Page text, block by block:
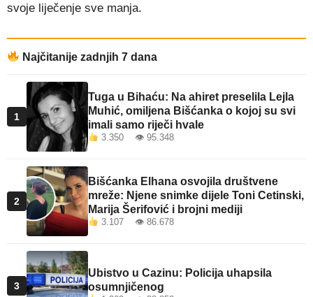
svoje liječenje sve manja.
Najčitanije zadnjih 7 dana
1
Tuga u Bihaću: Na ahiret preselila Lejla
Muhić, omiljena Bišćanka o kojoj su svi
imali samo riječi hvale
3.350 👁 95.348
2
Bišćanka Elhana osvojila društvene
mreže: Njene snimke dijele Toni Cetinski,
Marija Šerifović i brojni mediji
3.107 👁 86.678
3
Ubistvo u Cazinu: Policija uhapsila
osumnjičenog